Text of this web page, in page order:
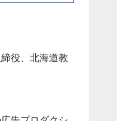
役、北海道教